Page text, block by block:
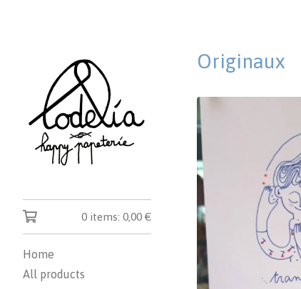
0 items: 0,00 €
Home
All products
Originaux